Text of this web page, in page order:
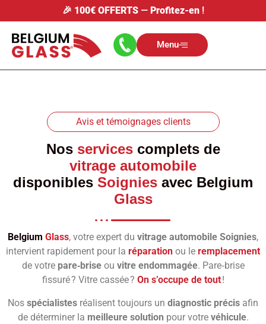
🎉 100€ OFFERTS— Profitez-en!
Menu
Avis et témoignages clients
Nos servicescomplets de
vitrage automobile
disponibles Soignies avec Belgium
Glass
Belgium Glass, votre expert du vitrage automobile Soignies,
intervient rapidement pour la réparation ou le remplacement
de votre pare‑briseou vitre endommagée. Pare‑brise
fissuré ? Vitre cassée ? On s’occupe de tout!
Nos spécialistes réalisent toujours un diagnostic précis afin
de déterminer la meilleure solution pour votre véhicule.